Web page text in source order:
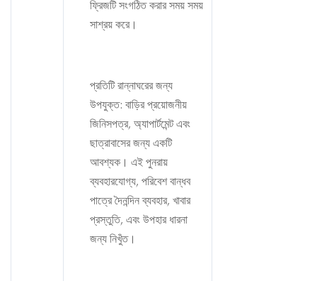
ফ্রিজটি সংগঠিত করার সময় সময়
সাশ্রয় করে।
প্রতিটি রান্নাঘরের জন্য
উপযুক্ত: বাড়ির প্রয়োজনীয়
জিনিসপত্র, অ্যাপার্টমেন্ট এবং
ছাত্রাবাসের জন্য একটি
আবশ্যক। এই পুনরায়
ব্যবহারযোগ্য, পরিবেশ বান্ধব
পাত্রে দৈনন্দিন ব্যবহার, খাবার
প্রস্তুতি, এবং উপহার ধারনা
জন্য নিখুঁত।